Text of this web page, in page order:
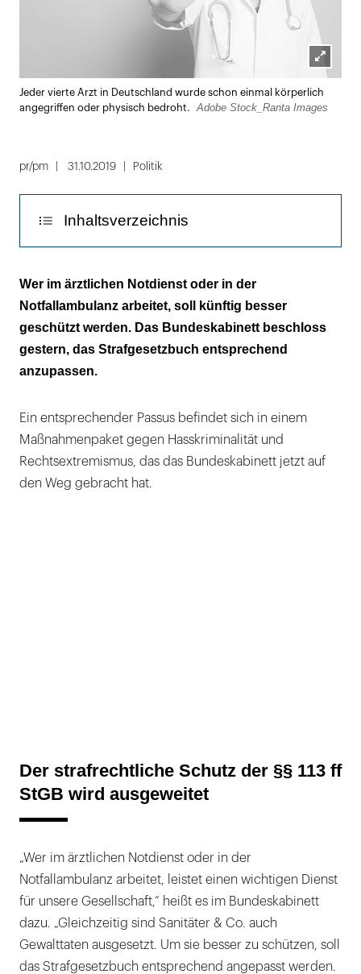
Lightbox
öffnen
Jeder vierte Arzt in Deutschland wurde schon einmal körperlich
angegriffen oder physisch bedroht.
Adobe Stock_Ranta Images
pr/pm 31.10.2019 Politik
Inhaltsverzeichnis
Der strafrechtliche Schutz der §§ 113 ff StGB
wird ausgeweitet
9 von 10 Hausärzten sind bei bei der Arbeit
schon einmal Opfer von aggressivem
Verhalten geworden
Wer im ärztlichen Notdienst oder in der
Notfallambulanz arbeitet, soll künftig besser
geschützt werden. Das Bundeskabinett beschloss
gestern, das Strafgesetzbuch entsprechend
anzupassen.
Ein entsprechender Passus befindet sich in einem
Maßnahmenpaket gegen Hasskriminalität und
Rechtsextremismus, das das Bundeskabinett jetzt auf
den Weg gebracht hat.
Der strafrechtliche Schutz der §§ 113 ff
StGB wird ausgeweitet
„Wer im ärztlichen Notdienst oder in der
Notfallambulanz arbeitet, leistet einen wichtigen Dienst
für unsere Gesellschaft,“ heißt es im Bundeskabinett
dazu. „Gleichzeitig sind Sanitäter & Co. auch
Gewalttaten ausgesetzt. Um sie besser zu schützen, soll
das Strafgesetzbuch entsprechend angepasst werden.